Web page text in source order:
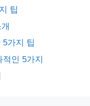
팁
가지 팁
인 5가지